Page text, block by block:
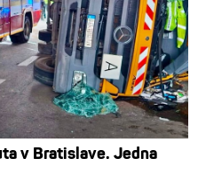
v Bratislave. Jedna